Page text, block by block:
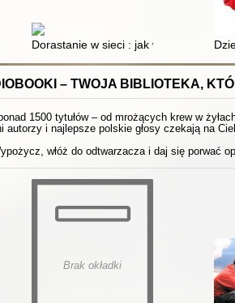
: internet w zmieniającym się społeczeństwie
Dorastanie w sieci : jak wspierać i
– TWOJA BIBLIOTEKA,
1500 tytułów – od mrożących krew w
autorzy i najlepsze polskie głosy czekają na
włóż do odtwarzacza i daj się porwać
Brak okładki